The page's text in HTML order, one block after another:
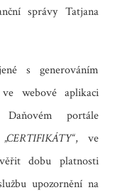
správy Tatjana
s generováním
webové aplikaci
portále
„CERTIFIKÁTY“, ve
dobu platnosti
upozornění na